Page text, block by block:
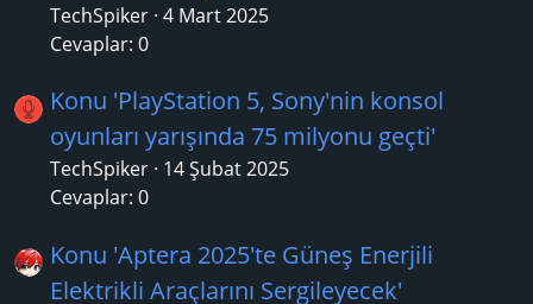
TechSpiker 4 Mart 2025
Cevaplar: 0
Konu 'PlayStation 5, Sony'nin konsol
oyunları yarışında 75 milyonu geçti'
TechSpiker 14 Şubat 2025
Cevaplar: 0
Konu 'Aptera 2025'te Güneş Enerjili
Elektrikli Araçlarını Sergileyecek'